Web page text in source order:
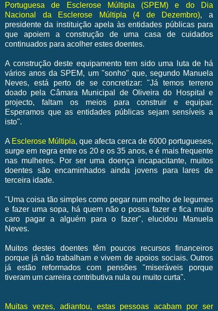
Portuguesa de Esclerose Múltipla (SPEM) e do Dia
Nacional da Esclerose Múltipla (4 de Dezembro), a
presidente da instituição apela às entidades públicas para
que apoiem a construção de uma casa de cuidados
continuados para acolher estes doentes.
A construção deste equipamento tem sido uma luta de há
vários anos da SPEM, um "sonho" que, segundo Manuela
Neves, está perto de se concretizar: "Já temos terreno
doado pela Câmara Municipal de Oliveira do Hospital e
projecto, faltam os meios para construir e equipar.
Esperamos que as entidades públicas sejam sensíveis a
isto".
A Esclerose Múltipla, que afecta cerca de 6000 portugueses,
surge em regra entre os 20 e os 35 anos, e é mais frequente
nas mulheres. Por ser uma doença incapacitante, muitos
doentes são encaminhados ainda jovens para lares de
terceira idade.
"Uma coisa tão simples como pegar num molho de legumes
e fazer uma sopa, há quem não o possa fazer e fica muito
caro pagar a alguém para o fazer", elucidou Manuela
Neves.
Muitos destes doentes têm poucos recursos financeiros
porque já não trabalham e vivem de apoios sociais. Outros
já estão reformados com pensões "miseráveis porque
tiveram um carreira contributiva nula ou muito curta".
Muitas vezes, adiantou, estas pessoas acabam por ser